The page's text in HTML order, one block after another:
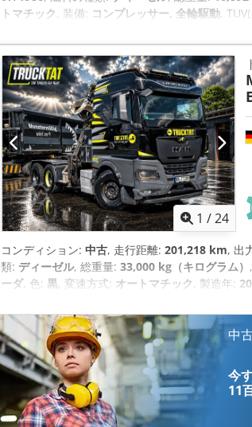
トマチック, 装備: コンプレッサー, 全輪駆動, TUV
く整備され、よく整備され、ボディは素晴らし
Natogrunマット、M931A1が装備されています
ンスファーケース（収納とオフロードギア付き
（左右の タンク切り替えスイッチ付き）、上げ
ロード走行用に可動式のサドルプレー ト。サド
る , km表示はマイル , 運転免許クラス2（トラッ
最高速度 105 km/H , エンジン容量
ライブ:-)- 本物のオフロード用トラクターユニッ
ーとして有利な価格で保険に加入することもで
の価格です。- すべての車両は私のホームページ
ヒテスガーデンまで、いろいろな車を見るために
150台以上の車を見ることができます：- ハノマ
ザウラー、ウニモグ、GMC 6x6、シュタイヤー
ど。- そしてTUVでさえも。- また、想像を絶す
きないでしょう？- 0049(0)2248までお電話くだ
1 /24
コンディション: 中古, 走行距離: 201,218 km, 出
類: ディーゼル, 総重量: 33,000 kg（キログラム）
ーダ, 色: 黒, 変速方式: オートマチック, 製造年:
ィルター, エアコン, クレーン, ナビゲーションシ
中
今
11